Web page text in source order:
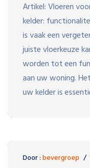
Artikel: Vloeren
kelder:
is vaak een
juiste vloerkeuze
worden tot een
aan uw woning.
uw kelder is
Door :bevergroep